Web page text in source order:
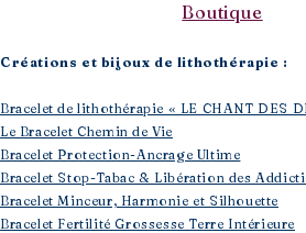
Boutique​
Créations et bijoux de lithothérapie :
Bracelet de lithothérapie « LE CHANT DES
Le Bracelet Chemin de Vie
Bracelet Protection-Ancrage Ultime
Bracelet Stop-Tabac & Libération des
Bracelet Minceur, Harmonie et Silhouette
Bracelet Fertilité Grossesse Terre Intérieure